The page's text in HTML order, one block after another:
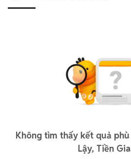
Không tìm thấy kết quả
Lậy, Tiền